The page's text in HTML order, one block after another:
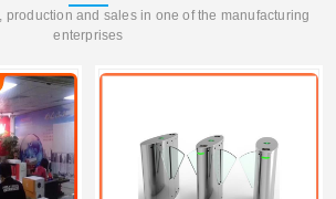
production and sales in one of the manufacturing
enterprises